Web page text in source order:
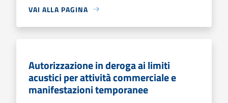
VAI ALLA PAGINA
Autorizzazione in deroga ai limiti
acustici per attività commerciale e
manifestazioni temporanee